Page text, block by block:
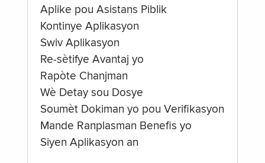
Aplike pou Asistans Piblik
Kontinye Aplikasyon
Swiv Aplikasyon
Re-sètifye Avantaj yo
Rapòte Chanjman
Wè Detay sou Dosye
Soumèt Dokiman yo pou Verifikasyon
Mande Ranplasman Benefis yo
Siyen Aplikasyon an